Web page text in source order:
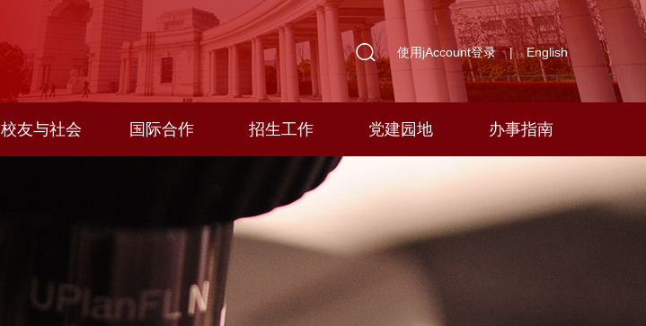
使用jAccount登录 | English
校友与社会 国际合作 招生工作 党建园地 办事指南